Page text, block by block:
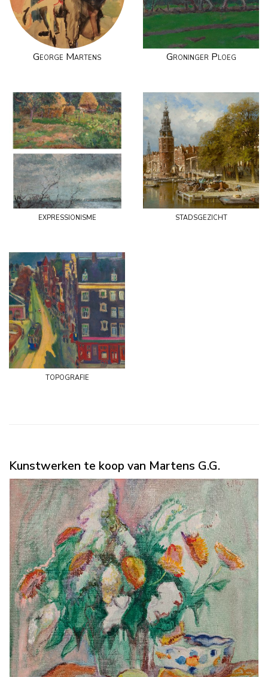
George Martens Groninger Ploeg
expressionisme stadsgezicht
topografie
Kunstwerken te koop van Martens G.G.